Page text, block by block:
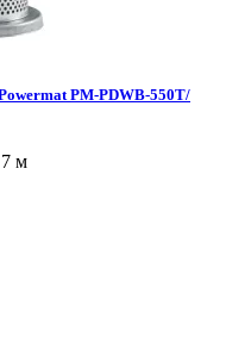
PM-PDWB-550T/
м